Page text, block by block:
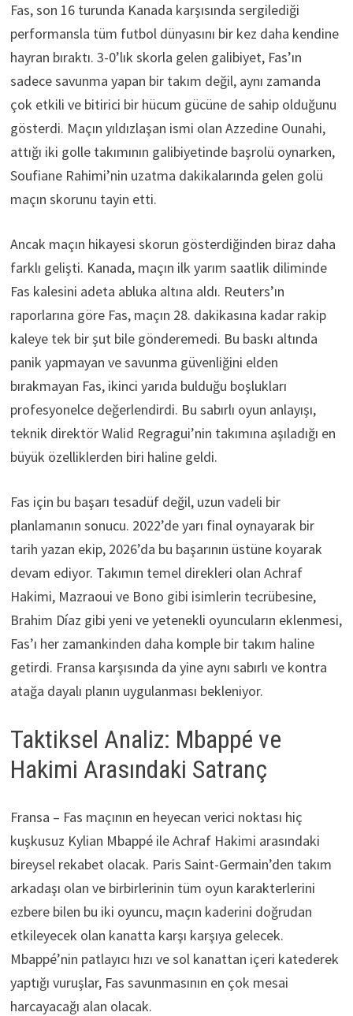
Fas, son 16 turunda Kanada karşısında sergilediği
performansla tüm futbol dünyasını bir kez daha kendine
hayran bıraktı. 3-0’lık skorla gelen galibiyet, Fas’ın
sadece savunma yapan bir takım değil, aynı zamanda
çok etkili ve bitirici bir hücum gücüne de sahip olduğunu
gösterdi. Maçın yıldızlaşan ismi olan Azzedine Ounahi,
attığı iki golle takımının galibiyetinde başrolü oynarken,
Soufiane Rahimi’nin uzatma dakikalarında gelen golü
maçın skorunu tayin etti.
Ancak maçın hikayesi skorun gösterdiğinden biraz daha
farklı gelişti. Kanada, maçın ilk yarım saatlik diliminde
Fas kalesini adeta abluka altına aldı. Reuters’ın
raporlarına göre Fas, maçın 28. dakikasına kadar rakip
kaleye tek bir şut bile gönderemedi. Bu baskı altında
panik yapmayan ve savunma güvenliğini elden
bırakmayan Fas, ikinci yarıda bulduğu boşlukları
profesyonelce değerlendirdi. Bu sabırlı oyun anlayışı,
teknik direktör Walid Regragui’nin takımına aşıladığı en
büyük özelliklerden biri haline geldi.
Fas için bu başarı tesadüf değil, uzun vadeli bir
planlamanın sonucu. 2022’de yarı final oynayarak bir
tarih yazan ekip, 2026’da bu başarının üstüne koyarak
devam ediyor. Takımın temel direkleri olan Achraf
Hakimi, Mazraoui ve Bono gibi isimlerin tecrübesine,
Brahim Díaz gibi yeni ve yetenekli oyuncuların eklenmesi,
Fas’ı her zamankinden daha komple bir takım haline
getirdi. Fransa karşısında da yine aynı sabırlı ve kontra
atağa dayalı planın uygulanması bekleniyor.
Taktiksel Analiz: Mbappé ve
Hakimi Arasındaki Satranç
Fransa – Fas maçının en heyecan verici noktası hiç
kuşkusuz Kylian Mbappé ile Achraf Hakimi arasındaki
bireysel rekabet olacak. Paris Saint-Germain’den takım
arkadaşı olan ve birbirlerinin tüm oyun karakterlerini
ezbere bilen bu iki oyuncu, maçın kaderini doğrudan
etkileyecek olan kanatta karşı karşıya gelecek.
Mbappé’nin patlayıcı hızı ve sol kanattan içeri katederek
yaptığı vuruşlar, Fas savunmasının en çok mesai
harcayacağı alan olacak.